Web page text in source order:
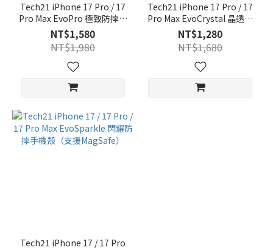
Tech21 iPhone 17 Pro / 17
Pro Max EvoPro 極致防摔手
機殼(支援MagSafe)
NT$1,580
NT$1,980
Tech21 iPhone 17 Pro / 17
Pro Max EvoCrystal 晶透防
摔手機殼(支援MagSafe)
NT$1,280
NT$1,680
Tech21 iPhone 17 / 17 Pro